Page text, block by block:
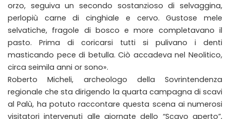
orzo, seguiva un secondo sostanzioso di selvaggina,
perlopiù carne di cinghiale e cervo. Gustose mele
selvatiche, fragole di bosco e more completavano il
pasto. Prima di coricarsi tutti si pulivano i denti
masticando pece di betulla. Ciò accadeva nel Neolitico,
circa seimila anni or sono».
Roberto Micheli, archeologo della Sovrintendenza
regionale che sta dirigendo la quarta campagna di scavi
al Palù, ha potuto raccontare questa scena ai numerosi
visitatori intervenuti alle giornate dello “Scavo aperto”,